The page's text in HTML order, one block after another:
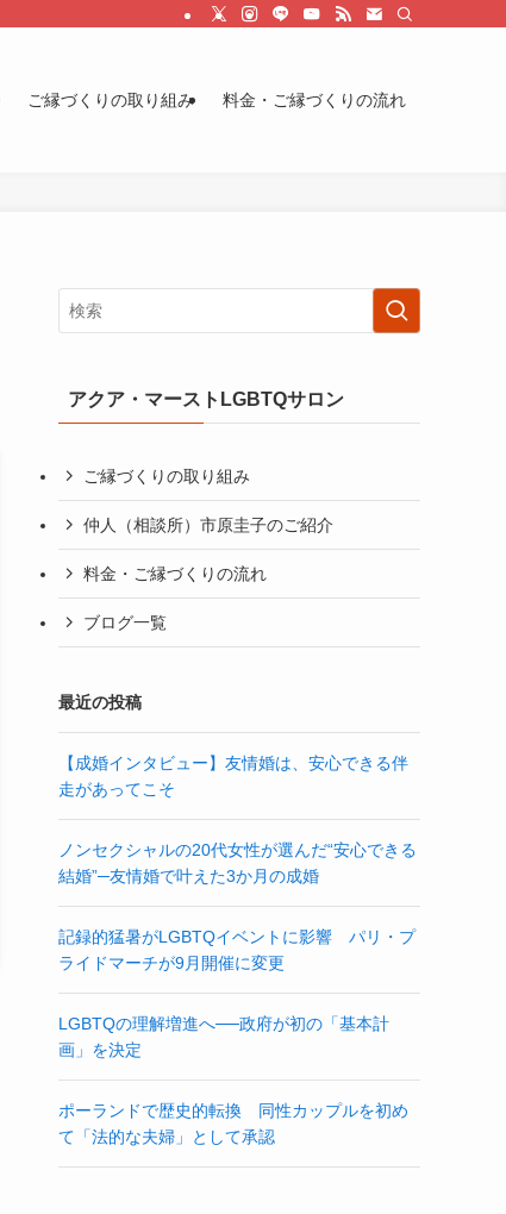
ご縁づくりの取り組み 料金・ご縁づくりの流れ
アクア・マーストLGBTQサロン
ご縁づくりの取り組み
仲人（相談所）市原圭子のご紹介
料金・ご縁づくりの流れ
ブログ一覧
最近の投稿
【成婚インタビュー】友情婚は、安心できる伴
走があってこそ
ノンセクシャルの20代女性が選んだ“安心できる
結婚”─友情婚で叶えた3か月の成婚
記録的猛暑がLGBTQイベントに影響 パリ・プ
ライドマーチが9月開催に変更
LGBTQの理解増進へ──政府が初の「基本計
画」を決定
ポーランドで歴史的転換 同性カップルを初め
て「法的な夫婦」として承認